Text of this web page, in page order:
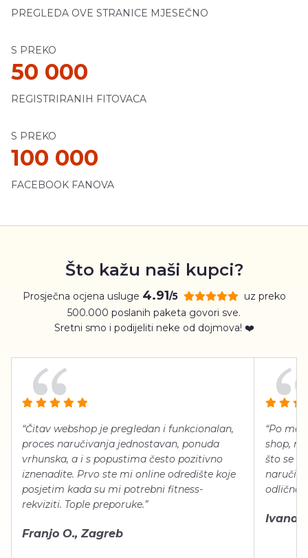
PREGLEDA OVE STRANICE MJESEČNO
S PREKO
50 000
REGISTRIRANIH FITOVACA
S PREKO
100 000
FACEBOOK FANOVA
Što kažu naši kupci?
Prosječna ocjena usluge 4.91/5
uz preko
500.000 poslanih paketa govori sve.
Sretni smo i podijeliti neke od dojmova! ❤️
“Čitav webshop je pregledan i funkcionalan,
proces naručivanja jednostavan, ponuda
vrhunska, a i s popustima često pozitivno
iznenadite. Prvo ste mi online odredište koje
posjetim kada su mi potrebni fitness-
rekviziti. Tople preporuke.”
Franjo O., Zagreb
“Po
shop,
što se
naručiti,
odlično
Ivana